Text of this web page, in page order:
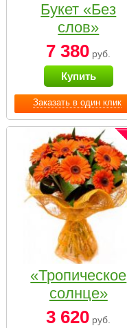
Заказать в один клик
Букет «Без
слов»
7 380 руб.
Купить
«Тропическое
солнце»
3 620 руб.